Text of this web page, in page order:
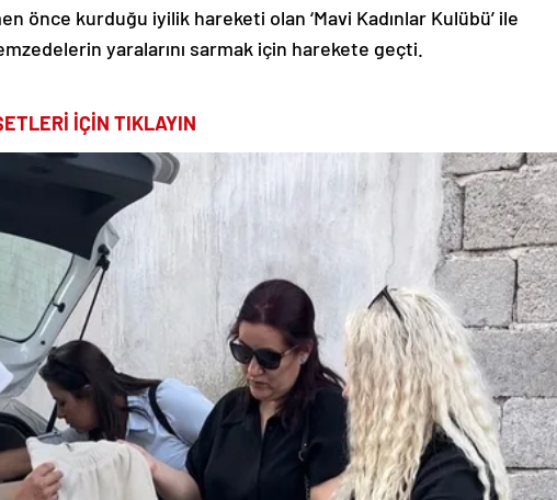
önce kurduğu iyilik hareketi olan ‘Mavi Kadınlar Kulübü’ ile
yaralarını sarmak için harekete geçti.
İÇİN TIKLAYIN